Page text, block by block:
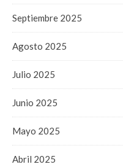
Septiembre 2025
Agosto 2025
Julio 2025
Junio 2025
Mayo 2025
Abril 2025